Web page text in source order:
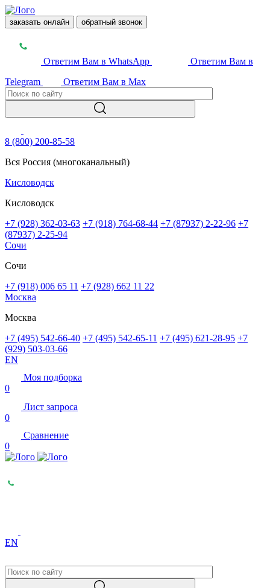
заказать онлайн обратный звонок
Ответим Вам в WhatsApp
Ответим Вам в
Telegram
Ответим Вам в Max
8 (800) 200-85-58
Вся Россия (многоканальный)
Кисловодск
Кисловодск
+7 (928) 362-03-63 +7 (918) 764-68-44 +7 (87937) 2-22-96 +7
(87937) 2-25-94
Сочи
Сочи
+7 (918) 006 65 11 +7 (928) 662 11 22
Москва
Москва
+7 (495) 542-66-40 +7 (495) 542-65-11 +7 (495) 621-28-95 +7
(929) 503-03-66
EN
Моя подборка
0
Лист запроса
0
Сравнение
0
EN